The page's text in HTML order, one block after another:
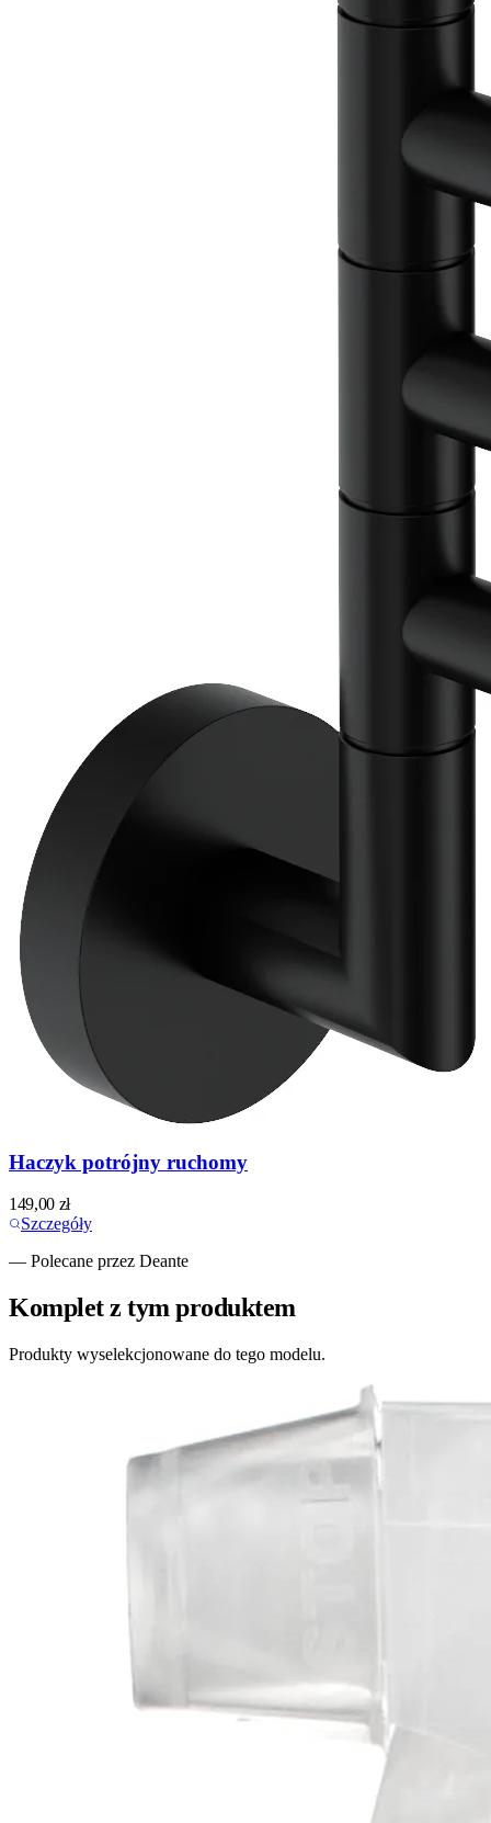
Haczyk potrójny ruchomy
149,00 zł
Szczegóły
— Polecane przez Deante
Komplet z tym produktem
Produkty wyselekcjonowane do tego modelu.